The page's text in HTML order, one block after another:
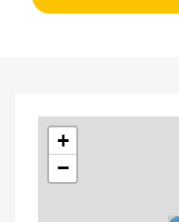
+
−